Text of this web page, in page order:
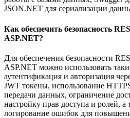
JSON.NET для сериализации
Как обеспечить безопасность
ASP.NET?
Для обеспечения безопасности
ASP.NET можно использовать
аутентификация и авторизация
JWT токены, использование
передачи данных, ограничение
настройку прав доступа и ролей, а
логирование ошибок для